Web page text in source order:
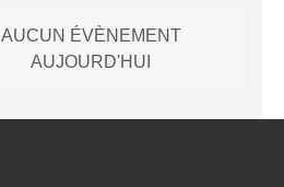
AUCUN ÉVÈNEMENT
AUJOURD'HUI